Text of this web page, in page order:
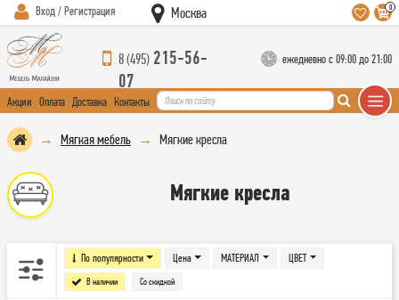
Вход / Регистрация Москва 0
8 (495) 215-56-
07
ежедневно с 09:00 до 21:00
Акции Оплата Доставка Контакты
Мягкая мебель Мягкие кресла
Мягкие кресла
По популярности Цена
В наличии Со скидкой
МАТЕРИАЛ ЦВЕТ